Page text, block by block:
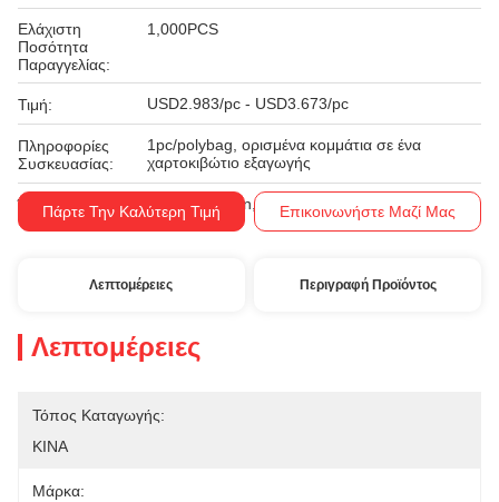
Ελάχιστη
Ποσότητα
Παραγγελίας:
1,000PCS
Τιμή: USD2.983/pc - USD3.673/pc
Πληροφορίες
Συσκευασίας:
1pc/polybag, ορισμένα κομμάτια σε ένα
χαρτοκιβώτιο εξαγωγής
Όροι Πληρωμής: Western Union, T/T
Πάρτε Την Καλύτερη Τιμή Επικοινωνήστε Μαζί Μας
Λεπτομέρειες Περιγραφή Προϊόντος
Λεπτομέρειες
Τόπος Καταγωγής:
ΚΙΝΑ
Μάρκα: